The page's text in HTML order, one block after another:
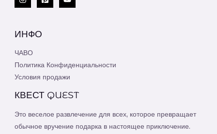
ИНФО
ЧАВО
Политика Конфиденциальности
Условия продажи
КВЕСТ QUEST
Это веселое развлечение для всех, которое превращает
обычное вручение подарка в настоящее приключение.